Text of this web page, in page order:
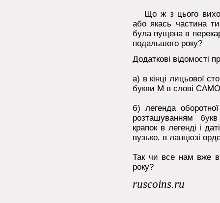
Що ж з цього
або якась частина
була пущена в
подальшого року?
Додаткові відомості
a) в кінці лицьової
букви М в слові
б) легенда
розташуванням
крапок в легенді і
вузько, в ланцюзі
Так чи все нам вже
року?
ruscoins.ru